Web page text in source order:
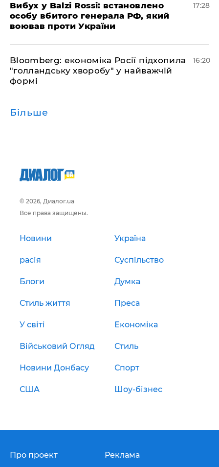
​Вибух у Balzi Rossi: встановлено
особу вбитого генерала РФ, який
воював проти України
17:28
Bloomberg: економіка Росії підхопила
"голландську хворобу" у найважчій
формі
16:20
Більше
© 2026, Диалог.ua
Все права защищены.
Новини Україна
расія Суспільство
Блоги Думка
Стиль життя Преса
У світі Економіка
Військовий Огляд Стиль
Новини Донбасу Спорт
США Шоу-бізнес
Про проект Реклама